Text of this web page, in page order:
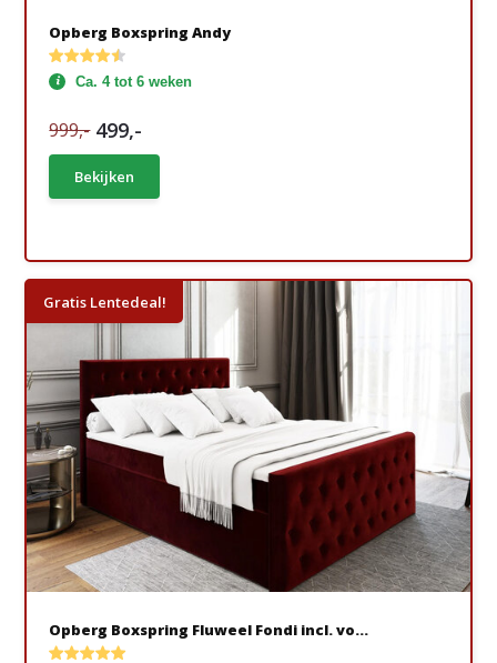
Opberg Boxspring Andy
Ca. 4 tot 6 weken
999,- 499,-
Bekijken
Gratis Lentedeal!
Opberg Boxspring Fluweel Fondi incl. vo...